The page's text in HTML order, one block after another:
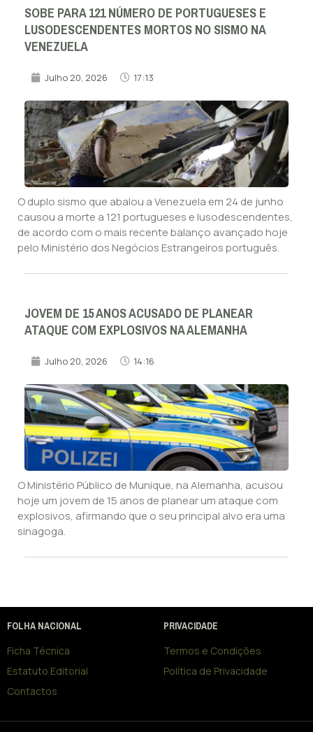
SOBE PARA 121 NÚMERO DE PORTUGUESES E
LUSODESCENDENTES MORTOS NO SISMO NA
VENEZUELA
Julho 20, 2026 17:13
O duplo sismo que abalou a Venezuela em 24 de junho
causou a morte a 121 portugueses e lusodescendentes,
de acordo com o mais recente balanço avançado hoje
pelo Ministério dos Negócios Estrangeiros português.
JOVEM DE 15 ANOS ACUSADO DE PLANEAR
ATAQUE COM EXPLOSIVOS NA ALEMANHA
Julho 20, 2026 14:16
O Ministério Público de Munique, na Alemanha, acusou
hoje um jovem de 15 anos de planear um ataque com
explosivos, afirmando que o seu principal alvo era uma
sinagoga.
FOLHA NACIONAL
Ficha Técnica
Estatuto Editorial
Contactos
PRIVACIDADE
Termos e Condições
Política de Privacidade